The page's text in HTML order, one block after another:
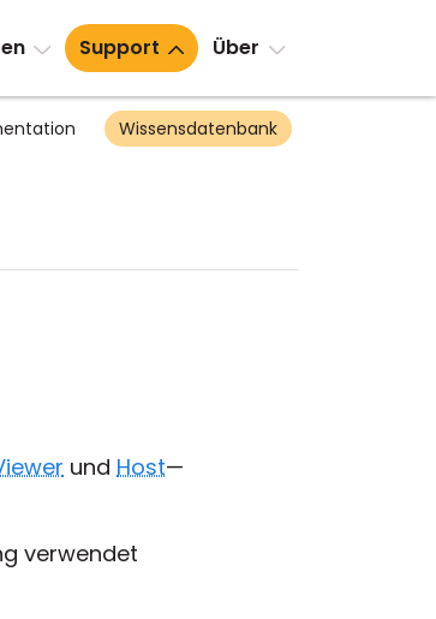
Support Über
Wissensdatenbank
und Host—
verwendet